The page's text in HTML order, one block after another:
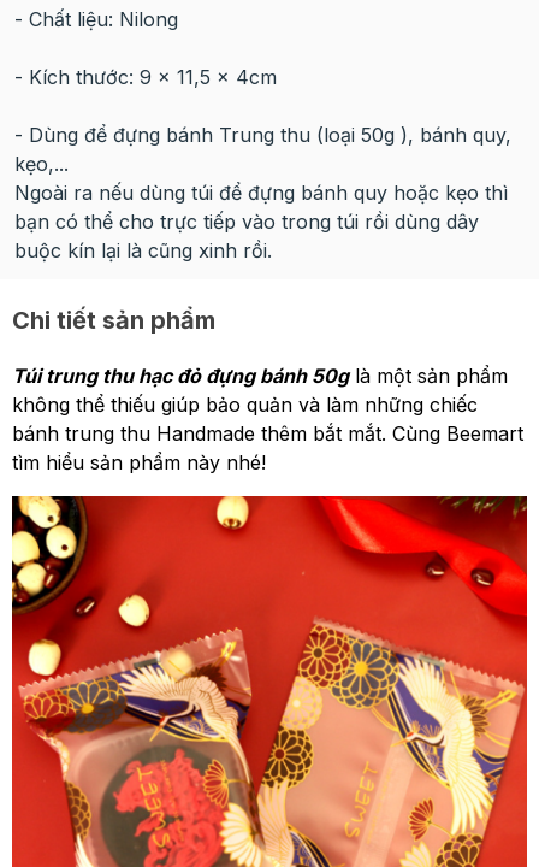
- Chất liệu: Nilong
- Kích thước: 9 x 11,5 x 4cm
- Dùng để đựng bánh Trung thu (loại 50g ), bánh quy,
kẹo,...
Ngoài ra nếu dùng túi để đựng bánh quy hoặc kẹo thì
bạn có thể cho trực tiếp vào trong túi rồi dùng dây
buộc kín lại là cũng xinh rồi.
Chi tiết sản phẩm
Túi trung thu hạc đỏ đựng bánh 50glà một sản phẩm
không thể thiếu giúp bảo quản và làm những chiếc
bánh trung thu Handmade thêm bắt mắt. Cùng Beemart
tìm hiểu sản phẩm này nhé!